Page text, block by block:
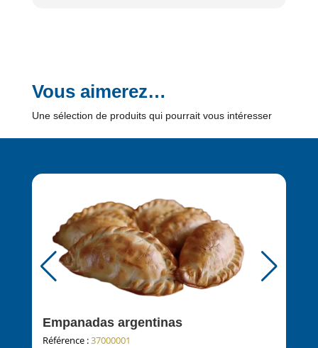
Vous aimerez…
Une sélection de produits qui pourrait vous intéresser
Empanadas argentinas
Référence :37000001